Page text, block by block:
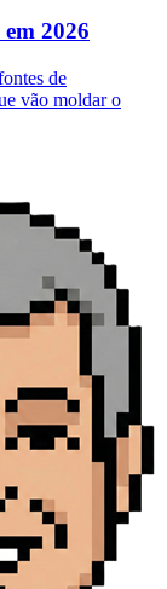
2026
de
vão moldar o